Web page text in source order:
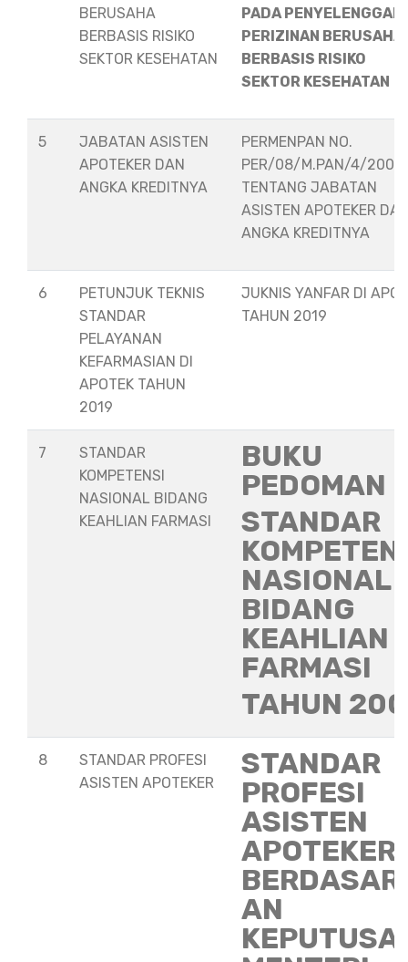
BERUSAHA
BERBASIS RISIKO
SEKTOR KESEHATAN
PADA
PERIZINAN BERUSAHA
BERBASIS RISIKO
SEKTOR KESEHATAN
5
JABATAN ASISTEN
APOTEKER DAN
ANGKA KREDITNYA
PERMENPAN NO.
PER/08/M.PAN/4/2008
TENTANG JABATAN
ASISTEN APOTEKER
ANGKA KREDITNYA
6
PETUNJUK TEKNIS
STANDAR
PELAYANAN
KEFARMASIAN DI
APOTEK TAHUN
2019
JUKNIS YANFAR DI
TAHUN 2019
7
STANDAR
KOMPETENSI
NASIONAL BIDANG
KEAHLIAN FARMASI
BUKU
PEDOMAN
STANDAR
NASIONAL
BIDANG
KEAHLIAN
FARMASI
TAHUN
8
STANDAR PROFESI
ASISTEN APOTEKER
STANDAR
PROFESI
ASISTEN
APOTEKER
AN